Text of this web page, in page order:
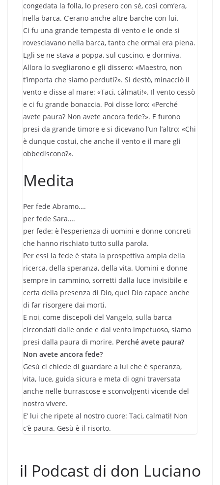
congedata la folla, lo presero con sé, così com’era,
nella barca. C’erano anche altre barche con lui.
Ci fu una grande tempesta di vento e le onde si
rovesciavano nella barca, tanto che ormai era piena.
Egli se ne stava a poppa, sul cuscino, e dormiva.
Allora lo svegliarono e gli dissero: «Maestro, non
t’importa che siamo perduti?». Si destò, minacciò il
vento e disse al mare: «Taci, càlmati!». Il vento cessò
e ci fu grande bonaccia. Poi disse loro: «Perché
avete paura? Non avete ancora fede?». E furono
presi da grande timore e si dicevano l’un l’altro: «Chi
è dunque costui, che anche il vento e il mare gli
obbediscono?».
Medita
Per fede Abramo….
per fede Sara….
per fede: è l’esperienza di uomini e donne concreti
che hanno rischiato tutto sulla parola.
Per essi la fede è stata la prospettiva ampia della
ricerca, della speranza, della vita. Uomini e donne
sempre in cammino, sorretti dalla luce invisibile e
certa della presenza di Dio, quel Dio capace anche
di far risorgere dai morti.
E noi, come discepoli del Vangelo, sulla barca
circondati dalle onde e dal vento impetuoso, siamo
presi dalla paura di morire. Perché avete paura?
Non avete ancora fede?
Gesù ci chiede di guardare a lui che è speranza,
vita, luce, guida sicura e meta di ogni traversata
anche nelle burrascose e sconvolgenti vicende del
nostro vivere.
E’ lui che ripete al nostro cuore: Taci, calmati! Non
c’è paura. Gesù è il risorto.
il Podcast di don Luciano